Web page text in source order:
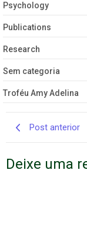
Psychology
Publications
Research
Sem categoria
Troféu Amy Adelina
Post anterior
Deixe uma